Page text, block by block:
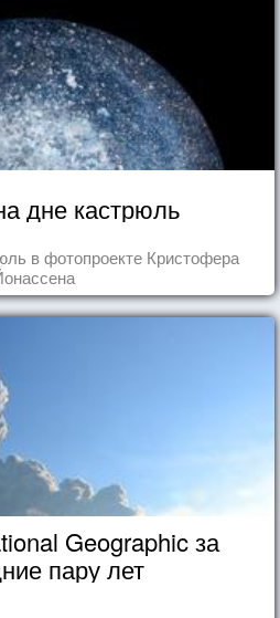
дне кастрюль
в фотопроекте Кристофера
Geographic за
пару лет